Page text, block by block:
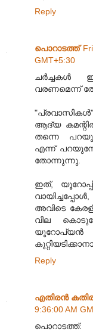
Reply
പൊറാടത്ത്
GMT+5:30
ചര്‍ച്ചകള്‍
വരണമെന്ന്
"പ്രവാസികൾ"
ആദ്യ കമന്റില്‍
തന്നെ
എന്ന്
തോന്നുന്നു.
ഇത്,
അവിടെ
വില
Reply
എതിരന്‍
9:36:00 AM
പൊറാടത്ത്: